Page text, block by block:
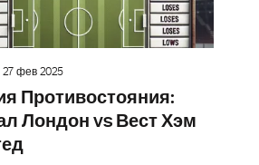
27 фев 2025
Противостояния:
Лондон vs Вест Хэм